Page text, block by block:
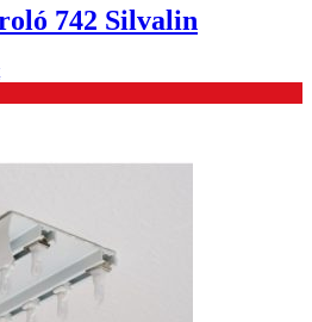
742 Silvalin
Ártartomány: